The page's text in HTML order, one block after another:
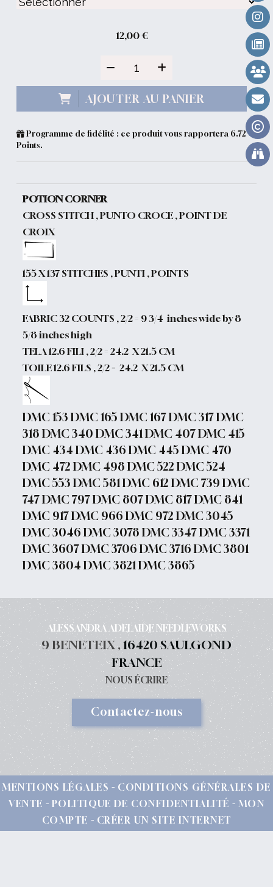
12,00€
AJOUTER AU PANIER
Programme de fidélité : ce produit vous rapportera 6.72
Points.
POTION CORNER
CROSS STITCH , PUNTO CROCE , POINT DE
CROIX
155 X 137 STITCHES , PUNTI , POINTS
FABRIC 32 COUNTS , 2/2 = 9 3/4 inches wide by 8
5/8 inches high
TELA 12.6 FILI , 2/2 = 24.2 X 21.5 CM
TOILE 12.6 FILS , 2/2 = 24.2 X 21.5 CM
DMC 153 DMC 165 DMC 167 DMC 317 DMC
318 DMC 340 DMC 341 DMC 407 DMC 415
DMC 434 DMC 436 DMC 445 DMC 470
DMC 472 DMC 498 DMC 522 DMC 524
DMC 553 DMC 581 DMC 612 DMC 739 DMC
747 DMC 797 DMC 807 DMC 817 DMC 841
DMC 917 DMC 966 DMC 972 DMC 3045
DMC 3046 DMC 3078 DMC 3347 DMC 3371
DMC 3607 DMC 3706 DMC 3716 DMC 3801
DMC 3804 DMC 3821 DMC 3865
ALESSANDRA ADELAIDE NEEDLEWORKS
9 BENETEIX ,16420 SAULGOND
FRANCE
NOUS ÉCRIRE
Contactez-nous
MENTIONS LÉGALES
CONDITIONS GÉNÉRALES DE
VENTE
POLITIQUE DE CONFIDENTIALITÉ
MON
COMPTE
CRÉER UN SITE INTERNET